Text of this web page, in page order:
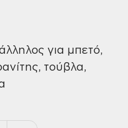
για μπετό,
τούβλα,